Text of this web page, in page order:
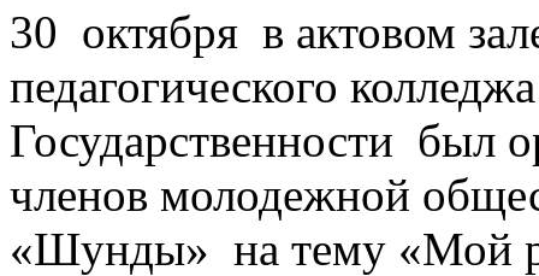
30 октября в актовом
педагогического
Государственности был
членов молодежной
«Шунды» на тему «Мой